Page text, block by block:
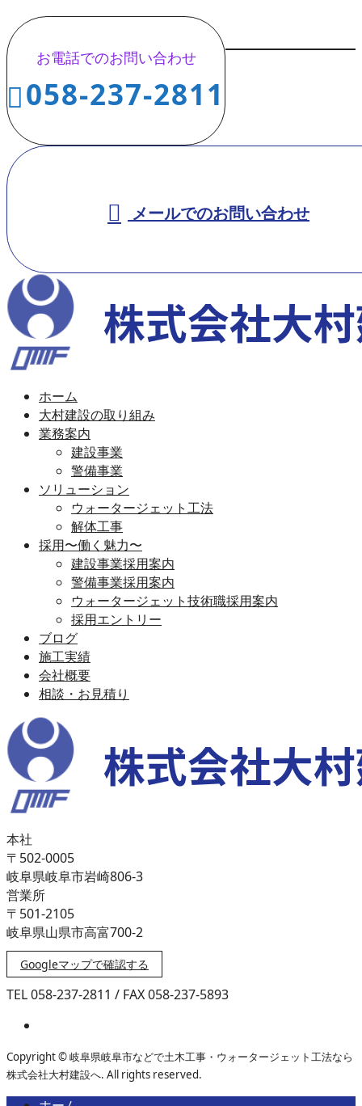
お電話でのお問い合わせ
058-237-2811
メールでのお問い合わせ
ホーム
大村建設の取り組み
業務案内
建設事業
警備事業
ソリューション
ウォータージェット工法
解体工事
採用〜働く魅力〜
建設事業採用案内
警備事業採用案内
ウォータージェット技術職採用案内
採用エントリー
ブログ
施工実績
会社概要
相談・お見積り
本社
〒502-0005
岐阜県岐阜市岩崎806-3
営業所
〒501-2105
岐阜県山県市高富700-2
Googleマップで確認する
TEL 058-237-2811 / FAX 058-237-5893
Copyright © 岐阜県岐阜市などで土木工事・ウォータージェット工法なら
株式会社大村建設へ. All rights reserved.